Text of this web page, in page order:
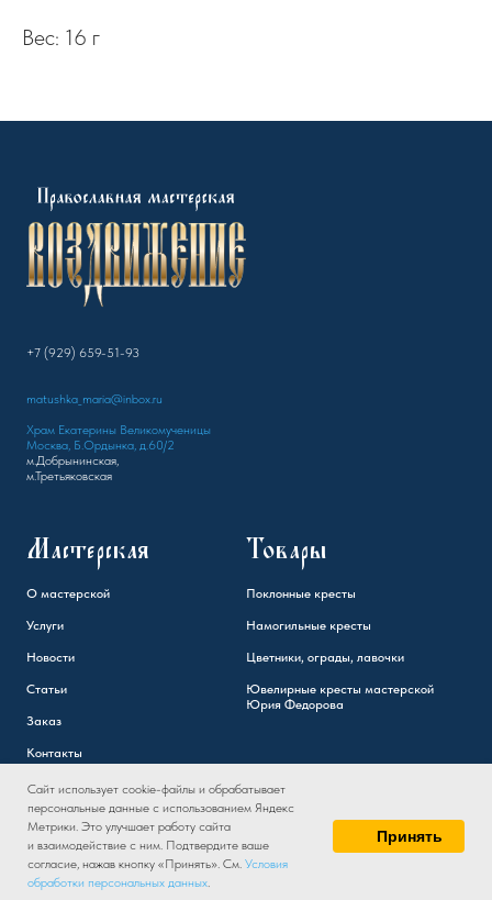
Вес: 16 г
Сайт использует cookie-файлы и обрабатывает
персональные данные с использованием Яндекс
Метрики. Это улучшает работу сайта
и взаимодействие с ним. Подтвердите ваше
согласие, нажав кнопку «Принять». См. Условия
обработки персональных данных.
Принять
+7 (929) 659-51-93
matushka_maria@inbox.ru
Храм Екатерины Великомученицы
Москва, Б.Ордынка, д.60/2
м.Добрынинская,
м.Третьяковская
Мастерская
О мастерской
Услуги
Новости
Статьи
Заказ
Контакты
Товары
Поклонные кресты
Намогильные кресты
Цветники, ограды, лавочки
Ювелирные кресты мастерской
Юрия Федорова